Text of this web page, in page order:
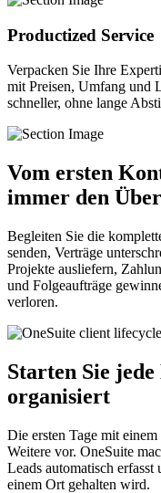
Productized Service
Verpacken Sie Ihre
mit Preisen, Umfang und
schneller, ohne lange
Vom ersten
immer den
Begleiten Sie die
senden, Verträge
Projekte ausliefern,
und Folgeaufträge
verloren.
Starten Sie
organisiert
Die ersten Tage mit
Weitere vor. OneSuite
Leads automatisch
einem Ort gehalten wird.